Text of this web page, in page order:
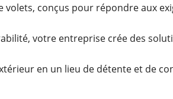
conçus pour répondre aux
votre entreprise crée des
en un lieu de détente et de